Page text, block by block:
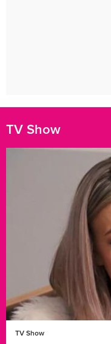
TV Show
TV Show